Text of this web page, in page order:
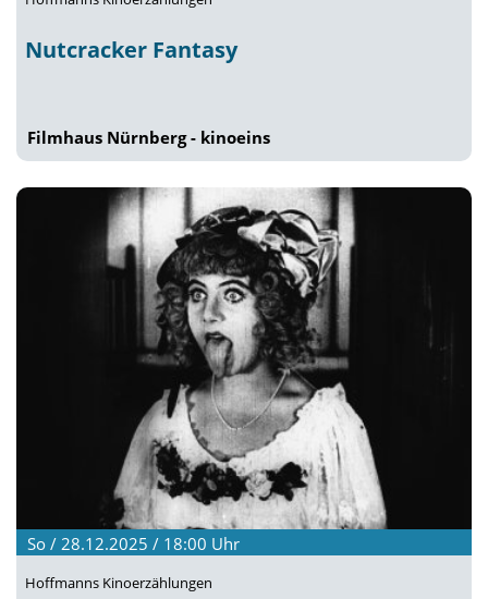
Nutcracker Fantasy
Filmhaus Nürnberg - kinoeins
So / 28.12.2025 / 18:00 Uhr
Hoffmanns Kinoerzählungen